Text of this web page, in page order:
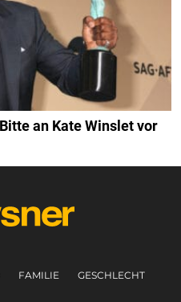
an Kate Winslet vor
FAMILIE GESCHLECHT